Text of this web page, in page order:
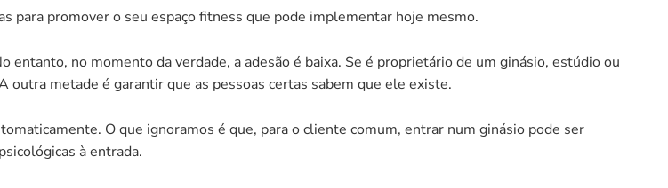
para promover o seu espaço fitness que pode implementar hoje mesmo.
metade é garantir que as pessoas certas sabem que ele existe.
O que ignoramos é que, para o cliente comum, entrar num ginásio pode ser
à entrada.